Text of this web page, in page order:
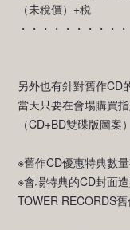
（未稅價）+税
・・・・・・・・・
另外也有針對舊作CD
當天只要在會場購買
（CD+BD雙碟版圖案
※舊作CD優惠特典數
※會場特典的CD封面
TOWER RECORDS